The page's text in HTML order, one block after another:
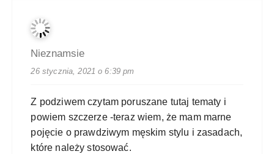
Nieznamsie
26 stycznia, 2021 o 6:39 pm
Z podziwem czytam poruszane tutaj tematy i
powiem szczerze -teraz wiem, że mam marne
pojęcie o prawdziwym męskim stylu i zasadach,
które należy stosować.